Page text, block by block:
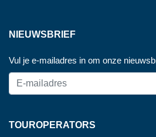
NIEUWSBRIEF
Vul je e-mailadres in om onze
TOUROPERATORS